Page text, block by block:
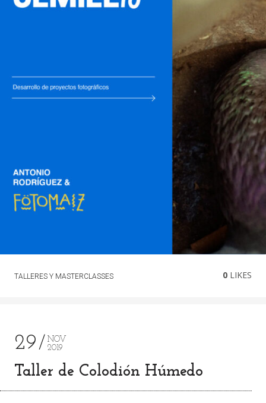
TALLERES Y MASTERCLASSES 0 LIKES
29
NOV
2019
Taller de Colodión Húmedo